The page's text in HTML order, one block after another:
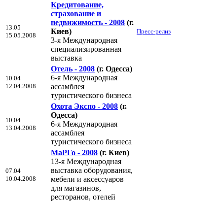
13.05
15.05.2008
Кредитование,
страхование и
недвижимость - 2008 (г.
Киев)
3-я Международная
специализированная
выставка
Пресс-релиз
10.04
12.04.2008
Отель - 2008 (г. Одесса)
6-я Международная
ассамблея
туристического бизнеса
10.04
13.04.2008
Охота Экспо - 2008 (г.
Одесса)
6-я Международная
ассамблея
туристического бизнеса
07.04
10.04.2008
МаРГо - 2008 (г. Киев)
13-я Международная
выставка оборудования,
мебели и аксессуаров
для магазинов,
ресторанов, отелей